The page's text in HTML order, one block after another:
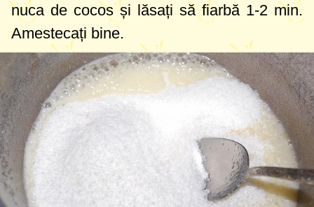
nuca de cocos și lăsați să fiarbă 1-2 min.
Amestecați bine.